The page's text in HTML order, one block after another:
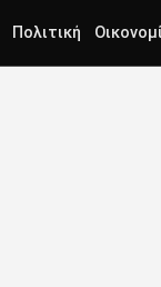
Πολιτική